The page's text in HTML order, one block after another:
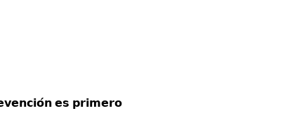
𝗲𝘀 𝗽𝗿𝗶𝗺𝗲𝗿𝗼